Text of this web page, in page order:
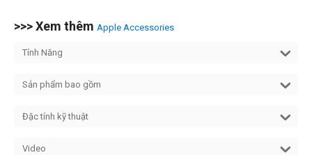
>>> Xem thêm Apple Accessories
Tính Năng
Sản phẩm bao gồm
Đặc tính kỹ thuật
Video